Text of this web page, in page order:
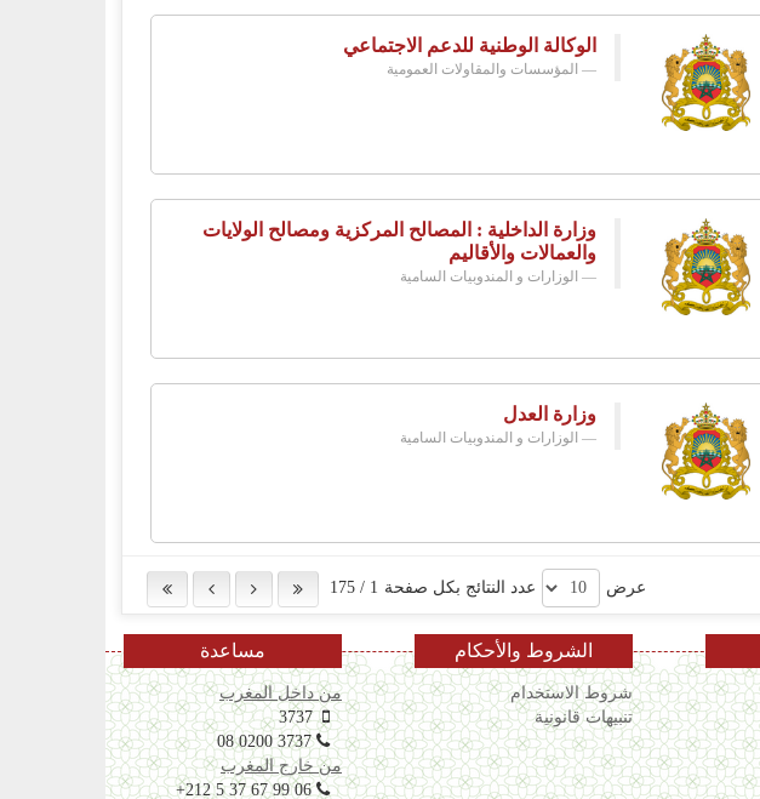
الوكالة الوطنية للدعم الاجتماعي
المؤسسات والمقاولات العمومية
وزارة الداخلية : المصالح المركزية ومصالح الولايات
والعمالات والأقاليم
الوزارات و المندوبيات السامية
وزارة العدل
الوزارات و المندوبيات السامية
عرض عدد النتائج بكل صفحة 1
/
175
الشروط والأحكام
شروط الاستخدام
تنبيهات قانونية
مساعدة
من داخل المغرب
3737
08 0200 3737
من خارج المغرب
+212 5 37 67 99 06